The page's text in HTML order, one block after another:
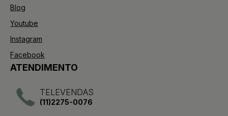
Blog
Youtube
Instagram
Facebook
ATENDIMENTO
TELEVENDAS
(11)2275-0076